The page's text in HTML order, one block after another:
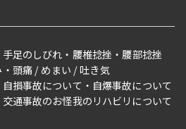
手足のしびれ 腰椎捻挫
腰部捻挫
頭痛 / めまい / 吐き気
自損事故について
自爆事故について
交通事故のお怪我のリハビリについて